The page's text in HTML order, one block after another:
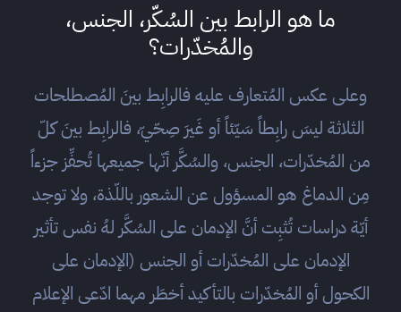
ما هو الرابط بين السُكّر، الجنس،
والمُخدّرات؟
وعلى عكس المُتعارف عليه فالرابِط بينَ المُصطلحات
الثلاثة ليسَ رابِطاً سَيّئاً أو غَيرَ صِحّيّ، فالرابِط بينَ كلّ
من المُخدّرات، الجنس، والسُكَّر أنّها جميعها تُحفِّز جزءاً
مِن الدماغ هو المسؤول عن الشعور باللّذة، ولا توجد
أيّة دراسات تُثبِت أنَّ الإدمان على السُكَّر لهُ نفس تأثير
الإدمان على المُخدّرات أو الجنس (الإدمان على
الكحول أو المُخدّرات بالتأكيد أخطَر مهما ادّعى الإعلام